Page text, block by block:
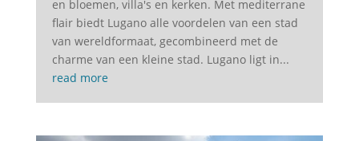
en bloemen, villa's en kerken. Met mediterrane
flair biedt Lugano alle voordelen van een stad
van wereldformaat, gecombineerd met de
charme van een kleine stad. Lugano ligt in...
read more